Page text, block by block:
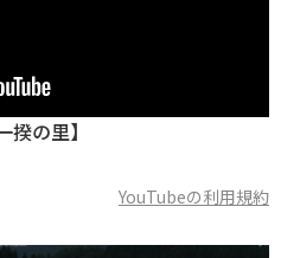
の里】
YouTubeの利用規約